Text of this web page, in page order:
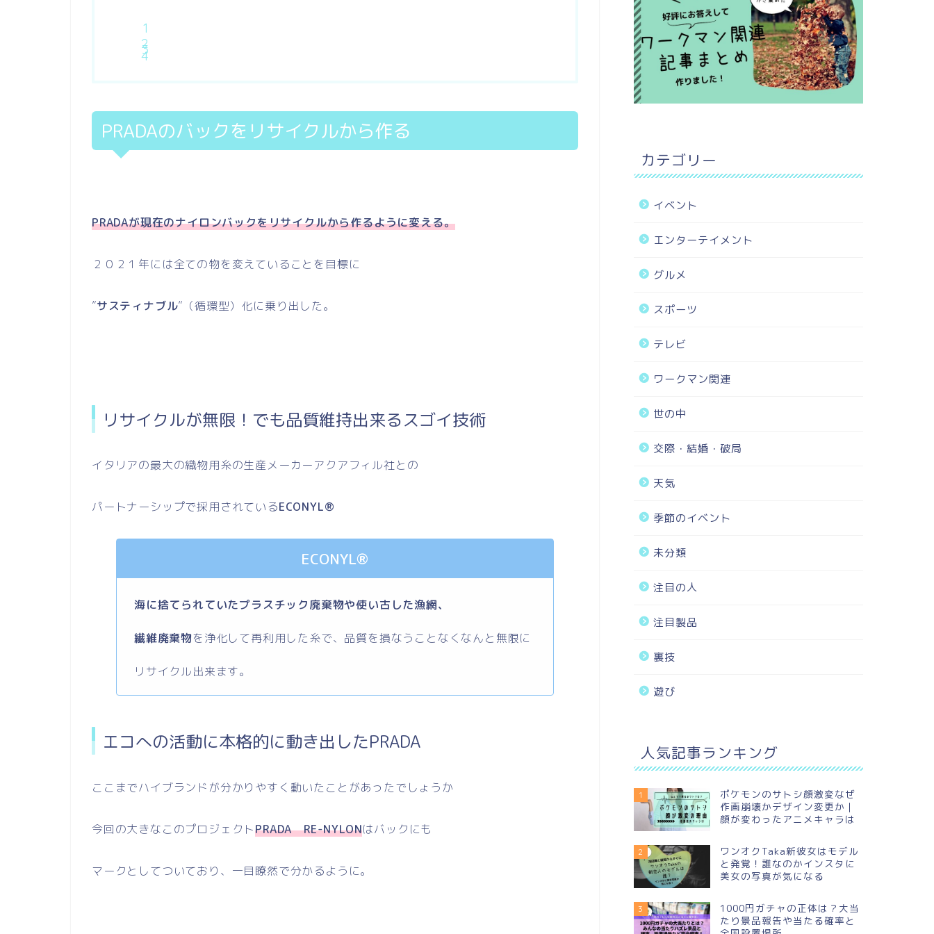
PRADAのバックをリサイクルから作る
PRADAが現在のナイロンバックをリサイクルから作るように変える。
２０２１年には全ての物を変えていることを目標に
”サスティナブル”（循環型）化に乗り出した。
リサイクルが無限！でも品質維持出来るスゴイ技術
イタリアの最大の織物用糸の生産メーカーアクアフィル社との
パートナーシップで採用されているECONYL®
ECONYL®
海に捨てられていたプラスチック廃棄物や使い古した漁網、
繊維廃棄物を浄化して再利用した糸で、品質を損なうことなくなんと無限に
リサイクル出来ます。
エコへの活動に本格的に動き出したPRADA
ここまでハイブランドが分かりやすく動いたことがあったでしょうか
今回の大きなこのプロジェクトPRADA RE-NYLONはバックにも
マークとしてついており、一目瞭然で分かるように。
カテゴリー
イベント
エンターテイメント
グルメ
スポーツ
テレビ
ワークマン関連
世の中
交際・結婚・破局
天気
季節のイベント
未分類
注目の人
注目製品
裏技
遊び
人気記事ランキング
1
ポケモンのサトシ顔激変なぜ
作画崩壊かデザイン変更か｜
顔が変わったアニメキャラは
2
ワンオクTaka新彼女はモデル
と発覚！誰なのかインスタに
美女の写真が気になる
3
1000円ガチャの正体は？大当
たり景品報告や当たる確率と